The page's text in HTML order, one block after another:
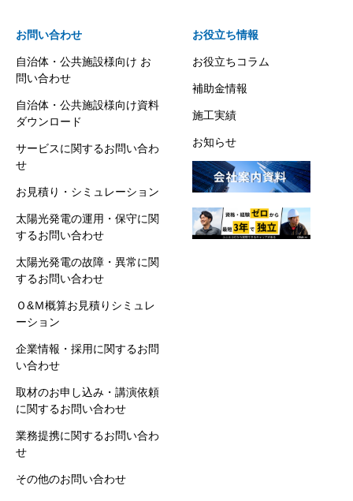
お問い合わせ
自治体・公共施設様向け お
問い合わせ
自治体・公共施設様向け資料
ダウンロード
サービスに関するお問い合わ
せ
お見積り・シミュレーション
太陽光発電の運用・保守に関
するお問い合わせ
太陽光発電の故障・異常に関
するお問い合わせ
Ｏ&Ｍ概算お見積りシミュレ
ーション
企業情報・採用に関するお問
い合わせ
取材のお申し込み・講演依頼
に関するお問い合わせ
業務提携に関するお問い合わ
せ
その他のお問い合わせ
お役立ち情報
お役立ちコラム
補助金情報
施工実績
お知らせ